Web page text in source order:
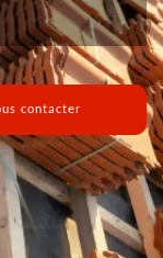
contacter